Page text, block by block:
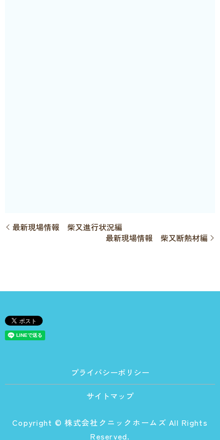
最新現場情報 柴又進行状況編
最新現場情報 柴又断熱材編
プライバシーポリシー
サイトマップ
Copyright © 株式会社クニックホームズ All Rights
Reserved.